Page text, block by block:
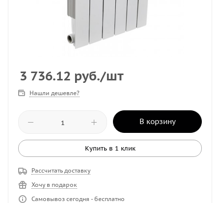
3 736.12 руб./шт
Нашли дешевле?
В корзину
Купить в 1 клик
Рассчитать доставку
Хочу в подарок
Самовывоз сегодня - бесплатно